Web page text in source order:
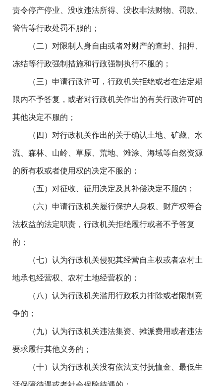
责令停产停业、没收违法所得、没收非法财物、罚款、
警告等行政处罚不服的；
（二）对限制人身自由或者对财产的查封、扣押、
冻结等行政强制措施和行政强制执行不服的；
（三）申请行政许可，行政机关拒绝或者在法定期
限内不予答复，或者对行政机关作出的有关行政许可的
其他决定不服的；
（四）对行政机关作出的关于确认土地、矿藏、水
流、森林、山岭、草原、荒地、滩涂、海域等自然资源
的所有权或者使用权的决定不服的；
（五）对征收、征用决定及其补偿决定不服的；
（六）申请行政机关履行保护人身权、财产权等合
法权益的法定职责，行政机关拒绝履行或者不予答复
的；
（七）认为行政机关侵犯其经营自主权或者农村土
地承包经营权、农村土地经营权的；
（八）认为行政机关滥用行政权力排除或者限制竞
争的；
（九）认为行政机关违法集资、摊派费用或者违法
要求履行其他义务的；
（十）认为行政机关没有依法支付抚恤金、最低生